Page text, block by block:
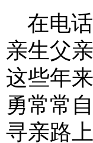
在电
亲生父
这些年
勇常常
寻亲路